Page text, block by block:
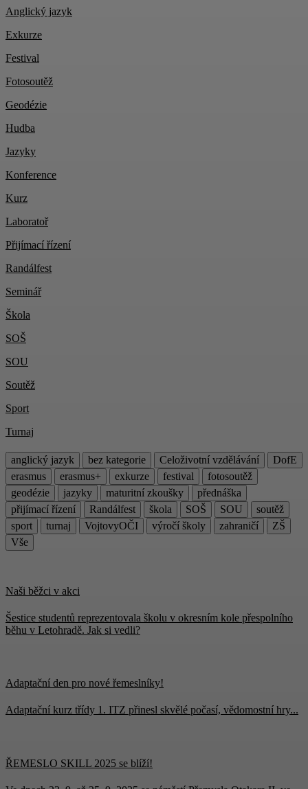
Anglický jazyk
Exkurze
Festival
Fotosoutěž
Geodézie
Hudba
Jazyky
Konference
Kurz
Laboratoř
Přijímací řízení
Randálfest
Seminář
Škola
SOŠ
SOU
Soutěž
Sport
Turnaj
anglický jazyk bez kategorie Celoživotní vzdělávání
DofE
erasmus
erasmus+ exkurze festival
fotosoutěž
geodézie
jazyky maturitní zkoušky
přednáška
přijímací řízení
Randálfest škola SOŠ SOU
soutěž
sport
turnaj VojtovyOČI výročí školy zahraničí
ZŠ
Vše
Naši běžci v akci
Šestice studentů reprezentovala školu v okresním kole přespolního
běhu v Letohradě. Jak si vedli?
Adaptační den pro nové řemeslníky!
Adaptační kurz třídy 1. ITZ přinesl skvělé počasí, vědomostní hry...
ŘEMESLO SKILL 2025 se blíží!